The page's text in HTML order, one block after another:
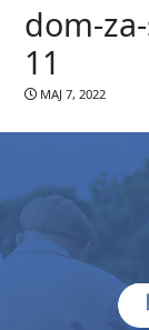
dom-
11
МАЈ 7, 2022